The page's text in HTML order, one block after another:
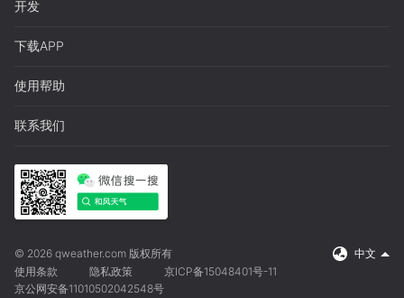
开发
下载APP
使用帮助
联系我们
© 2026 qweather.com 版权所有
中文
使用条款
隐私政策
京ICP备15048401号-11
京公网安备11010502042548号